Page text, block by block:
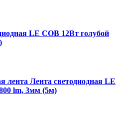
LE COB 12Вт голубой
лента Лента светодиодная LE
lm, 3мм (5м)